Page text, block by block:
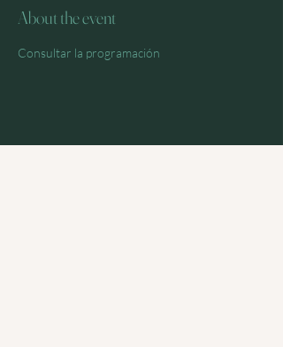
About the event
Consultar la programación